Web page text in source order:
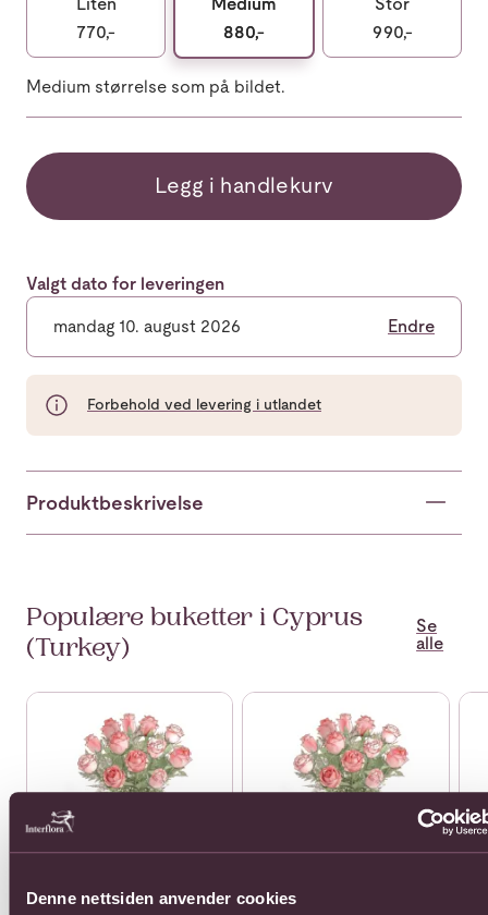
Denne nettsiden anvender cookies
770,-
880,-
990,-
Medium størrelse som på bildet.
Legg i handlekurv
Valgt dato for leveringen
mandag 10. august 2026 Endre
Forbehold ved levering i utlandet
Produktbeskrivelse
Populære buketter i Cyprus
(Turkey)
Se
alle
Se mer om 12 roses long stemmedSe mer om 12 roses mediumSe